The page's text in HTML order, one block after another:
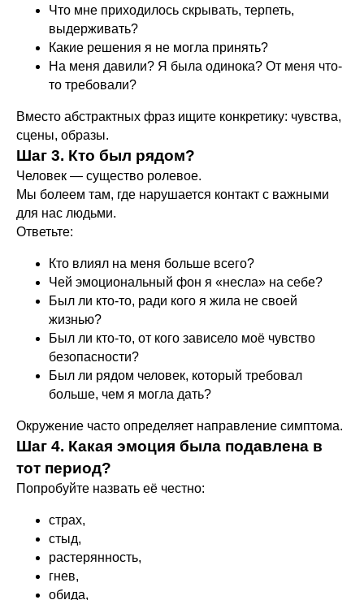
Что мне приходилось скрывать, терпеть,
выдерживать?
Какие решения я не могла принять?
На меня давили? Я была одинока? От меня что-
то требовали?
Вместо абстрактных фраз ищите конкретику: чувства,
сцены, образы.
Шаг 3. Кто был рядом?
Человек — существо ролевое.
Мы болеем там, где нарушается контакт с важными
для нас людьми.
Ответьте:
Кто влиял на меня больше всего?
Чей эмоциональный фон я «несла» на себе?
Был ли кто-то, ради кого я жила не своей
жизнью?
Был ли кто-то, от кого зависело моё чувство
безопасности?
Был ли рядом человек, который требовал
больше, чем я могла дать?
Окружение часто определяет направление симптома.
Шаг 4. Какая эмоция была подавлена в
тот период?
Попробуйте назвать её честно:
страх,
стыд,
растерянность,
гнев,
обида,